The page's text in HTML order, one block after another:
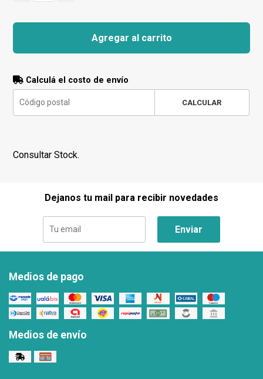
Agregar al carrito
Calculá el costo de envío
CALCULAR
Consultar Stock.
Dejanos tu mail para recibir novedades
Enviar
Medios de pago
Medios de envío